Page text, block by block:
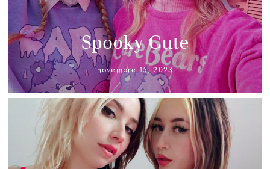
Spooky Cute
novembre 15, 2023